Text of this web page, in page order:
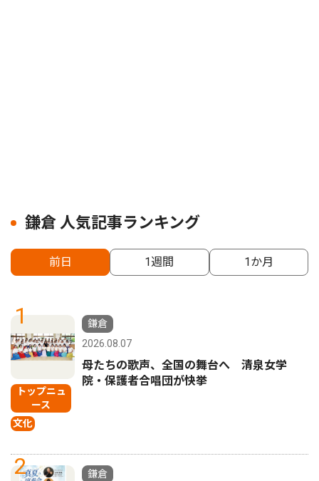
鎌倉 人気記事ランキング
前日 1週間 1か月
1
トップニュ
ース
文化
鎌倉
2026.08.07
母たちの歌声、全国の舞台へ 清泉女学
院・保護者合唱団が快挙
2
鎌倉